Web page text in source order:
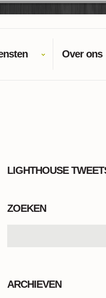
Over ons
LIGHTHOUSE
ZOEKEN
ARCHIEVEN